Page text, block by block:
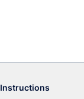
Instructions